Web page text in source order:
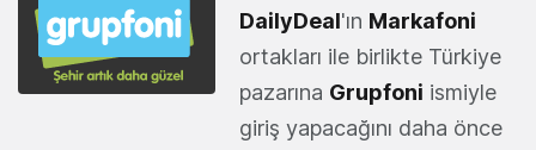
DailyDeal'ın Markafoni
ortakları ile birlikte Türkiye
pazarına Grupfoni ismiyle
giriş yapacağını daha önce